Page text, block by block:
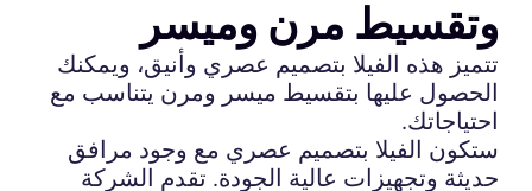
وتقسيط مرن وميسر
تتميز هذه الفيلا بتصميم عصري وأنيق، ويمكنك
الحصول عليها بتقسيط ميسر ومرن يتناسب مع
احتياجاتك.
ستكون الفيلا بتصميم عصري مع وجود مرافق
حديثة وتجهيزات عالية الجودة. تقدم الشركة